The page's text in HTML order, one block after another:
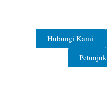
Hubungi Kami